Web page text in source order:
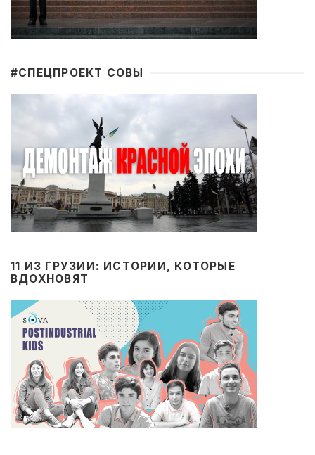
#CПЕЦПРОЕКТ СОВЫ
11 ИЗ ГРУЗИИ: ИСТОРИИ, КОТОРЫЕ
ВДОХНОВЯТ